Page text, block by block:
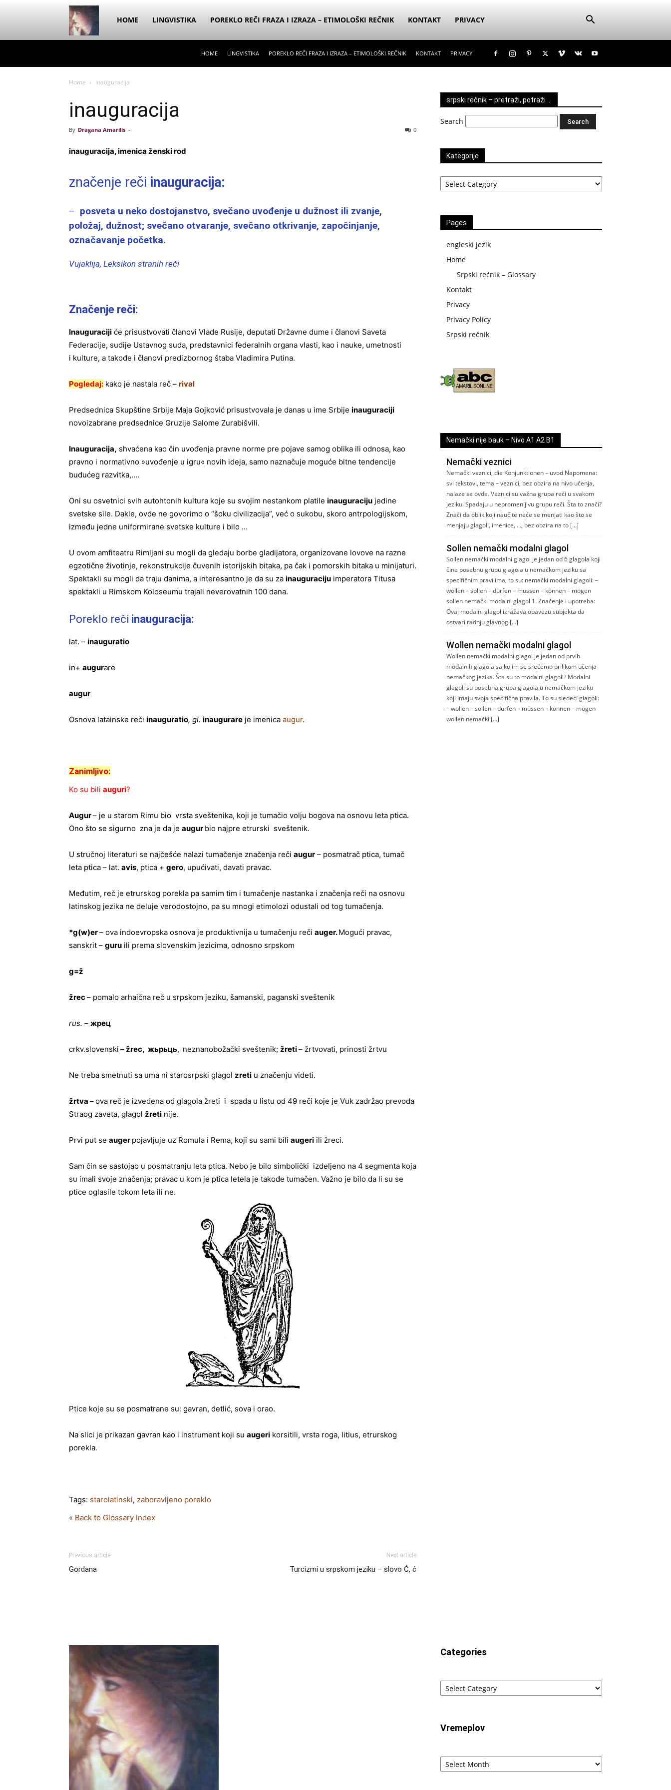
Dragana
HOME LINGVISTIKA POREKLO REČI FRAZA I IZRAZA – ETIMOLOŠKI REČNIK KONTAKT PRIVACY
HOME LINGVISTIKA POREKLO REČI FRAZA I IZRAZA – ETIMOLOŠKI REČNIK KONTAKT PRIVACY
Home inauguracija
inauguracija
By Dragana Amarilis - 0
inauguracija, imenica ženski rod
značenje reči inauguracija:
– posveta u neko dostojanstvo, svečano uvođenje u dužnost ili zvanje,
položaj, dužnost; svečano otvaranje, svečano otkrivanje, započinjanje,
označavanje početka.
Vujaklija, Leksikon stranih reči
Značenje reči:
Inauguraciji će prisustvovati članovi Vlade Rusije, deputati Državne dume i članovi Saveta
Federacije, sudije Ustavnog suda, predstavnici federalnih organa vlasti, kao i nauke, umetnosti
i kulture, a takođe i članovi predizbornog štaba Vladimira Putina.
Pogledaj: kako je nastala reč – rival
Predsednica Skupštine Srbije Maja Gojković prisustvovala je danas u ime Srbije inauguraciji
novoizabrane predsednice Gruzije Salome Zurabišvili.
Inauguracija, shvaćena kao čin uvođenja pravne norme pre pojave samog oblika ili odnosa, kao
pravno i normativno »uvođenje u igru« novih ideja, samo naznačuje moguće bitne tendencije
budućeg razvitka,….
Oni su osvetnici svih autohtonih kultura koje su svojim nestankom platile inauguraciju jedine
svetske sile. Dakle, ovde ne govorimo o “šoku civilizacija”, već o sukobu, skoro antrpologijskom,
između jedne uniformirane svetske kulture i bilo …
U ovom amfiteatru Rimljani su mogli da gledaju borbe gladijatora, organizovane lovove na razne
egzotične životinje, rekonstrukcije čuvenih istorijskih bitaka, pa čak i pomorskih bitaka u minijaturi.
Spektakli su mogli da traju danima, a interesantno je da su za inauguraciju imperatora Titusa
spektakli u Rimskom Koloseumu trajali neverovatnih 100 dana.
Poreklo reči inauguracija:
lat. – inauguratio
in+ augurare
augur
Osnova latainske reči inauguratio, gl. inaugurare je imenica augur.
Zanimljivo:
Ko su bili auguri?
Augur– je u starom Rimu bio vrsta sveštenika, koji je tumačio volju bogova na osnovu leta ptica.
Ono što se sigurno zna je da je augur bio najpre etrurski sveštenik.
U stručnoj literaturi se najčešće nalazi tumačenje značenja reči augur – posmatrač ptica, tumač
leta ptica – lat. avis, ptica + gero, upućivati, davati pravac.
Međutim, reč je etrurskog porekla pa samim tim i tumačenje nastanka i značenja reči na osnovu
latinskog jezika ne deluje verodostojno, pa su mnogi etimolozi odustali od tog tumačenja.
*g(w)er– ova indoevropska osnova je produktivnija u tumačenju reči auger.Mogući pravac,
sanskrit – guru ili prema slovenskim jezicima, odnosno srpskom
g=ž
žrec– pomalo arhaična reč u srpskom jeziku, šamanski, paganski sveštenik
rus. – жрец
crkv.slovenski – žrec, жьрьць, neznanobožački sveštenik; žreti– žrtvovati, prinosti žrtvu
Ne treba smetnuti sa uma ni starosrpski glagol zreti u značenju videti.
žrtva –ova reč je izvedena od glagola žreti i spada u listu od 49 reči koje je Vuk zadržao prevoda
Straog zaveta, glagol žreti nije.
Prvi put se auger pojavljuje uz Romula i Rema, koji su sami bili augeri ili žreci.
Sam čin se sastojao u posmatranju leta ptica. Nebo je bilo simbolički izdeljeno na 4 segmenta koja
su imali svoje značenja; pravac u kom je ptica letela je takođe tumačen. Važno je bilo da li su se
ptice oglasile tokom leta ili ne.
Ptice koje su se posmatrane su: gavran, detlić, sova i orao.
Na slici je prikazan gavran kao i instrument koji su augeri korsitili, vrsta roga, litius, etrurskog
porekla.
Tags: starolatinski, zaboravljeno poreklo
« Back to Glossary Index
Previous article
Gordana
Next article
Turcizmi u srpskom jeziku – slovo Ć, ć
srpski rečnik – pretraži, potraži …
Search
Kategorije
Kategorije
Pages
engleski jezik
Home
Srpski rečnik – Glossary
Kontakt
Privacy
Privacy Policy
Srpski rečnik
Nemački nije bauk – Nivo A1 A2 B1
Nemački veznici
Nemački veznici, die Konjunktionen – uvod Napomena:
svi tekstovi, tema – veznici, bez obzira na nivo učenja,
nalaze se ovde. Veznici su važna grupa reči u svakom
jeziku. Spadaju u nepromenljivu grupu reči. Šta to znači?
Znači da oblik koji naučite neće se menjati kao što se
menjaju glagoli, imenice, …, bez obzira na to […]
Sollen nemački modalni glagol
Sollen nemački modalni glagol je jedan od 6 glagola koji
čine posebnu grupu glagola u nemačkom jeziku sa
specifičnim pravilima, to su: nemački modalni glagoli: –
wollen – sollen – dürfen – müssen – können – mögen
sollen nemački modalni glagol 1. Značenje i upotreba:
Ovaj modalni glagol izražava obavezu subjekta da
ostvari radnju glavnog […]
Wollen nemački modalni glagol
Wollen nemački modalni glagol je jedan od prvih
modalnih glagola sa kojim se srećemo prilikom učenja
nemačkog jezika. Šta su to modalni glagoli? Modalni
glagoli su posebna grupa glagola u nemačkom jeziku
koji imaju svoja specifična pravila. To su sledeći glagoli:
– wollen – sollen – dürfen – müssen – können – mögen
wollen nemački […]
Categories
Categories
Vremeplov
Vremeplov